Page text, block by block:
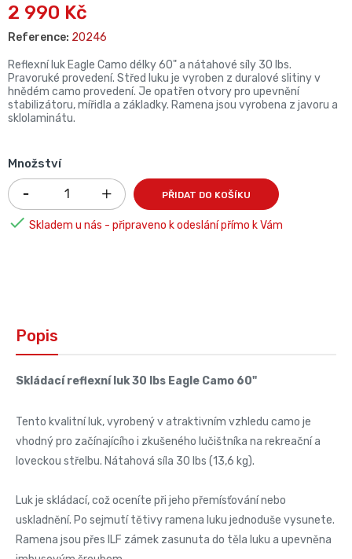
2 990 Kč
Reference: 20246
Reflexní luk Eagle Camo délky 60" a nátahové síly 30 lbs.
Pravoruké provedení. Střed luku je vyroben z duralové slitiny v
hnědém camo provedení. Je opatřen otvory pro upevnění
stabilizátoru, mířidla a základky. Ramena jsou vyrobena z javoru a
sklolaminátu.
Množství
PŘIDAT DO KOŠÍKU
 Skladem u nás - připraveno k odeslání přímo k Vám
Popis
Skládací reflexní luk 30 lbs Eagle Camo 60"
Tento kvalitní luk, vyrobený v atraktivním vzhledu camo je
vhodný pro začínajícího i zkušeného lučištníka na rekreační a
loveckou střelbu. Nátahová síla 30 lbs (13,6 kg).
Luk je skládací, což oceníte při jeho přemísťování nebo
uskladnění. Po sejmutí tětivy ramena luku jednoduše vysunete.
Ramena jsou přes ILF zámek zasunuta do těla luku a upevněna